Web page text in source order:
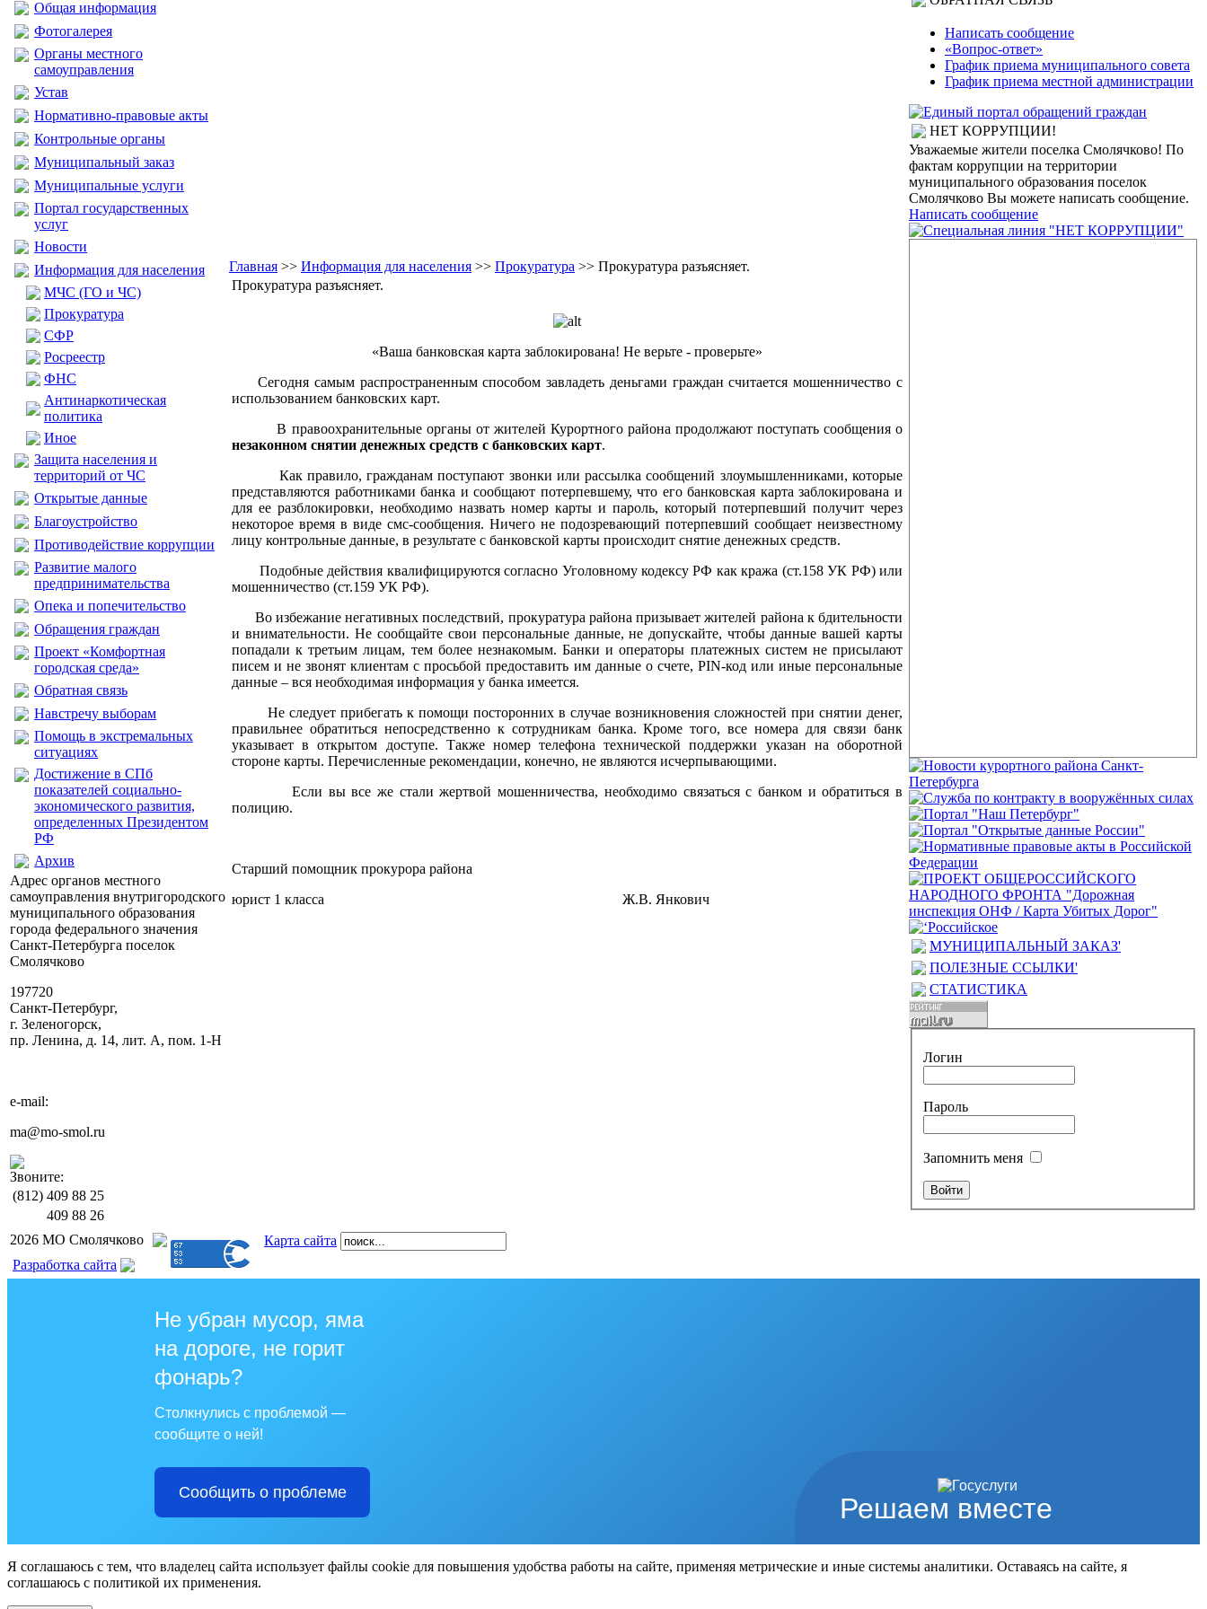
Общая информация
Фотогалерея
Органы местного
самоуправления
Устав
Нормативно-правовые акты
Контрольные органы
Муниципальный заказ
Муниципальные услуги
Портал государственных
услуг
Новости
Информация для населения
МЧС (ГО и ЧС)
Прокуратура
CФР
Росреестр
ФНС
Антинаркотическая
политика
Иное
Защита населения и
территорий от ЧС
Открытые данные
Благоустройство
Противодействие коррупции
Развитие малого
предпринимательства
Опека и попечительство
Обращения граждан
Проект «Комфортная
городская среда»
Обратная связь
Навстречу выборам
Помощь в экстремальных
ситуациях
Достижение в СПб
показателей социально-
экономического развития,
определенных Президентом
РФ
Архив
Адрес органов местного
самоуправления внутригородского
муниципального образования
города федерального значения
Санкт-Петербурга поселок
Смолячково
197720
Санкт-Петербург,
г. Зеленогорск,
пр. Ленина, д. 14, лит. А, пом. 1-Н
e-mail:
ma@mo-smol.ru
Звоните:
(812) 409 88 25
409 88 26
Главная >> Информация для населения >> Прокуратура >> Прокуратура разъясняет.
Прокуратура разъясняет.
«Ваша банковская карта заблокирована! Не верьте - проверьте»
Сегодня самым распространенным способом завладеть деньгами граждан считается мошенничество с
использованием банковских карт.
В правоохранительные органы от жителей Курортного района продолжают поступать сообщения о
незаконном снятии денежных средств с банковских карт.
Как правило, гражданам поступают звонки или рассылка сообщений злоумышленниками, которые
представляются работниками банка и сообщают потерпевшему, что его банковская карта заблокирована и
для ее разблокировки, необходимо назвать номер карты и пароль, который потерпевший получит через
некоторое время в виде смс-сообщения. Ничего не подозревающий потерпевший сообщает неизвестному
лицу контрольные данные, в результате с банковской карты происходит снятие денежных средств.
Подобные действия квалифицируются согласно Уголовному кодексу РФ как кража (ст.158 УК РФ) или
мошенничество (ст.159 УК РФ).
Во избежание негативных последствий, прокуратура района призывает жителей района к бдительности
и внимательности. Не сообщайте свои персональные данные, не допускайте, чтобы данные вашей карты
попадали к третьим лицам, тем более незнакомым. Банки и операторы платежных систем не присылают
писем и не звонят клиентам с просьбой предоставить им данные о счете, PIN-код или иные персональные
данные – вся необходимая информация у банка имеется.
Не следует прибегать к помощи посторонних в случае возникновения сложностей при снятии денег,
правильнее обратиться непосредственно к сотрудникам банка. Кроме того, все номера для связи банк
указывает в открытом доступе. Также номер телефона технической поддержки указан на оборотной
стороне карты. Перечисленные рекомендации, конечно, не являются исчерпывающими.
Если вы все же стали жертвой мошенничества, необходимо связаться с банком и обратиться в
полицию.
Старший помощник прокурора района
юрист 1 класса Ж.В. Янкович
Написать сообщение
«Вопрос-ответ»
График приема муниципального совета
График приема местной администрации
НЕТ КОРРУПЦИИ!
Уважаемые жители поселка Смолячково! По
фактам коррупции на территории
муниципального образования поселок
Смолячково Вы можете написать сообщение.
Написать сообщение
МУНИЦИПАЛЬНЫЙ ЗАКАЗ'
ПОЛЕЗНЫЕ ССЫЛКИ'
СТАТИСТИКА
Логин
Пароль
Запомнить меня
2026 МО Смолячково
Карта сайта
Разработка сайта
Решаем вместе
Не убран мусор, яма
на дороге, не горит
фонарь?
Столкнулись с проблемой —
сообщите о ней!
Сообщить о проблеме
Я соглашаюсь с тем, что владелец сайта использует файлы cookie для повышения удобства работы на сайте, применяя метрические и иные системы аналитики. Оставаясь на сайте, я
соглашаюсь с политикой их применения.